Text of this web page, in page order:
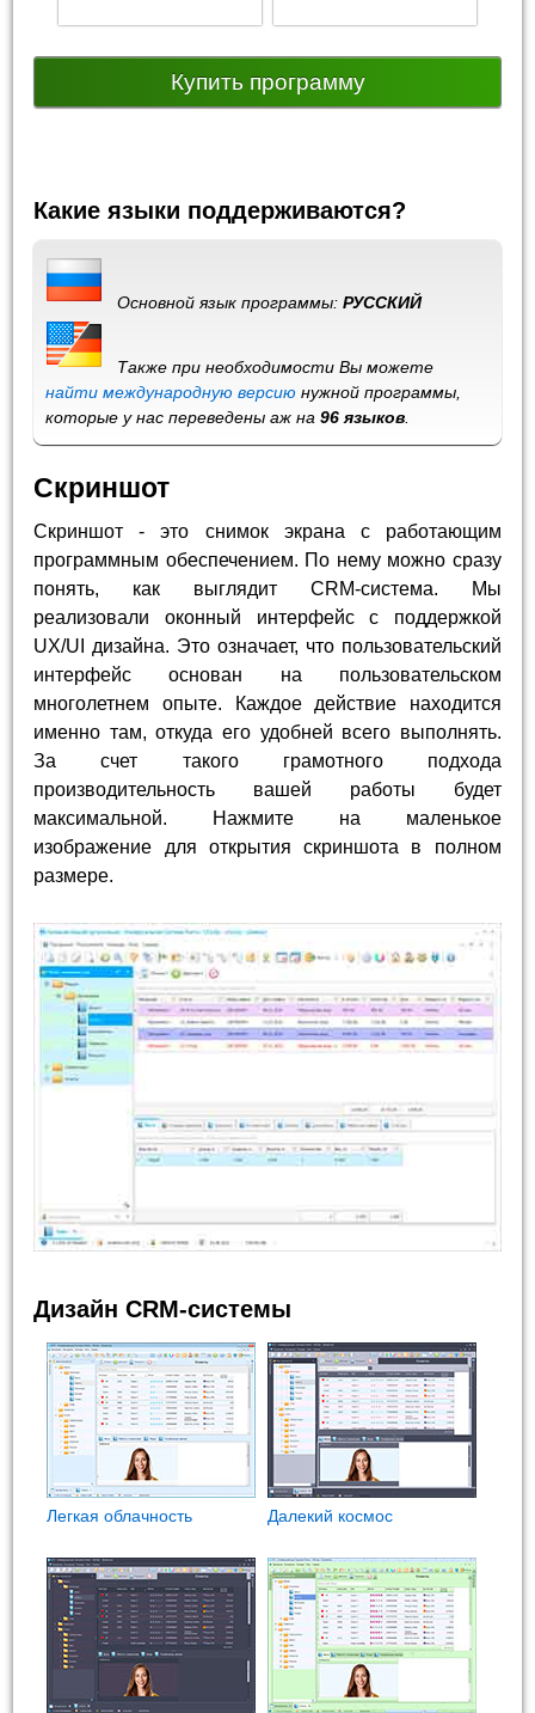
Купить программу
Какие языки поддерживаются?
Основной язык программы:РУССКИЙ
Также при необходимости Вы можете
найти международную версию нужной программы,
которые у нас переведены аж на96 языков
Скриншот
Скриншот - это снимок экрана с работающим
программным обеспечением. По нему можно сразу
понять, как выглядит CRM-система. Мы
реализовали оконный интерфейс с поддержкой
UX/UI дизайна. Это означает, что пользовательский
интерфейс основан на пользовательском
многолетнем опыте. Каждое действие находится
именно там, откуда его удобней всего выполнять.
За счет такого грамотного подхода
производительность вашей работы будет
максимальной. Нажмите на маленькое
изображение для открытия скриншота в полном
размере.
Дизайн CRM-системы
Легкая облачность Далекий космос